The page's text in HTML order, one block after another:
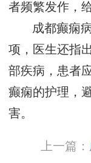
者频繁发作，
成都癫痫
项，医生还指
部疾病，患者
癫痫的护理，
害。
上一篇：